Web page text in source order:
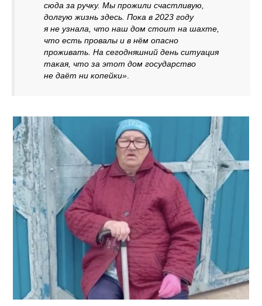
сюда за ручку. Мы прожили счастливую,
долгую жизнь здесь. Пока в 2023 году
я не узнала, что наш дом стоит на шахте,
что есть провалы и в нём опасно
проживать. На сегодняшний день ситуация
такая, что за этот дом государство
не даёт ни копейки»